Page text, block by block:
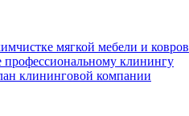
мягкой мебели и ковров
профессиональному клинингу
клининговой компании